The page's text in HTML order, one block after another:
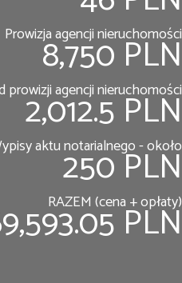
Prowizja agencji nieruchomości
8,750 PLN
prowizji agencji nieruchomości
2,012.5 PLN
aktu notarialnego - około
250 PLN
RAZEM (cena + opłaty)
PLN